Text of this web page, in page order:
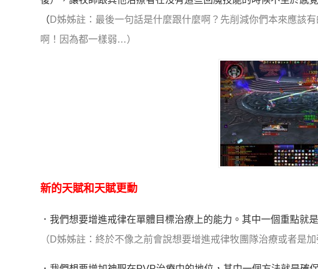
（ D姊姊註：最後一句話是什麼跟什麼啊？先削減你們本來應該
啊！因為都一樣弱…）
新的天賦和天賦更動
．我們想要增進戒律在單體目標治療上的能力。其中一個重點就
（D姊姊註：終於不像之前會說想要增進戒律牧團隊治療或者是